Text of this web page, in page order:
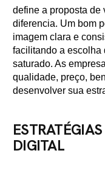
define a proposta de
diferencia. Um bom
imagem clara e
facilitando a escolha
saturado. As
qualidade, preço,
desenvolver sua
DIGITAL